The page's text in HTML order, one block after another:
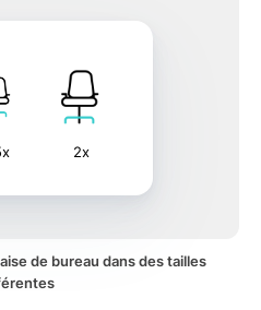
2x
de bureau dans des tailles